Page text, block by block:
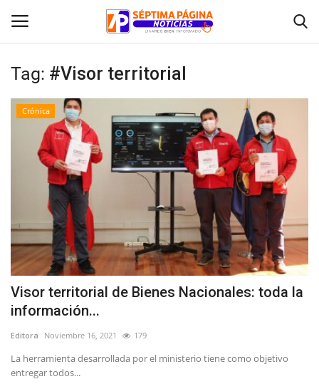
Inicio
Crónica
Policial
Tribunales
Deporte
Política
Espectáculos
Tag: #Visor territorial
Crónica
Visor territorial de Bienes Nacionales: toda la
información...
Editora Noviembre 16, 2021 179
La herramienta desarrollada por el ministerio tiene como objetivo
entregar todos...